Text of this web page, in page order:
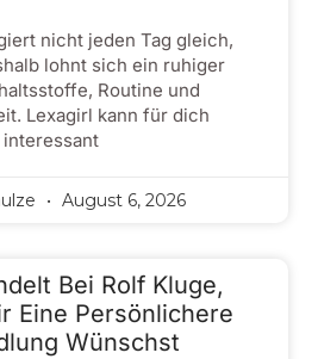
nicht jeden Tag gleich,
lohnt sich ein ruhiger
Routine und
Lexagirl kann für dich
interessant
August 6, 2026
Bei Rolf Kluge,
Eine Persönlichere
Wünschst